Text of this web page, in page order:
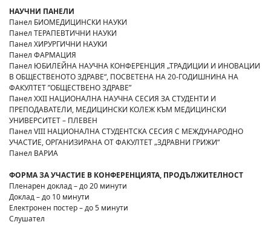
НАУЧНИ ПАНЕЛИ
Панел БИОМЕДИЦИНСКИ НАУКИ
Панел ТЕРАПЕВТИЧНИ НАУКИ
Панел ХИРУРГИЧНИ НАУКИ
Панел ФАРМАЦИЯ
Панел ЮБИЛЕЙНА НАУЧНА КОНФЕРЕНЦИЯ „ТРАДИЦИИ И ИНОВАЦИИ
В ОБЩЕСТВЕНОТО ЗДРАВЕ“, ПОСВЕТЕНА НА 20-ГОДИШНИНА НА
ФАКУЛТЕТ ”ОБЩЕСТВЕНО ЗДРАВЕ”
Панел XXII НАЦИОНАЛНА НАУЧНА СЕСИЯ ЗА СТУДЕНТИ И
ПРЕПОДАВАТЕЛИ, МЕДИЦИНСКИ КОЛЕЖ КЪМ МЕДИЦИНСКИ
УНИВЕРСИТЕТ – ПЛЕВЕН
Панел VIII НАЦИОНАЛНА СТУДЕНТСКА СЕСИЯ С МЕЖДУНАРОДНО
УЧАСТИЕ, ОРГАНИЗИРАНА ОТ ФАКУЛТЕТ „ЗДРАВНИ ГРИЖИ“
Панел ВАРИА
ФОРМА ЗА УЧАСТИЕ В КОНФЕРЕНЦИЯТА, ПРОДЪЛЖИТЕЛНОСТ
Пленарен доклад – до 20 минути
Доклад – до 10 минути
Електронен постер – до 5 минути
Слушател